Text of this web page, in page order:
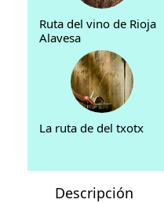
Ruta del vino de Rioja
Alavesa
La ruta de del txotx
Descripción